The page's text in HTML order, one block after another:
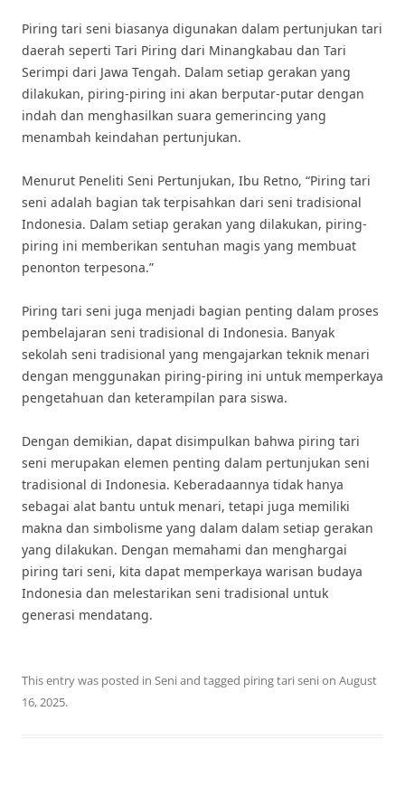
Piring tari seni biasanya digunakan dalam pertunjukan tari
daerah seperti Tari Piring dari Minangkabau dan Tari
Serimpi dari Jawa Tengah. Dalam setiap gerakan yang
dilakukan, piring-piring ini akan berputar-putar dengan
indah dan menghasilkan suara gemerincing yang
menambah keindahan pertunjukan.
Menurut Peneliti Seni Pertunjukan, Ibu Retno, “Piring tari
seni adalah bagian tak terpisahkan dari seni tradisional
Indonesia. Dalam setiap gerakan yang dilakukan, piring-
piring ini memberikan sentuhan magis yang membuat
penonton terpesona.”
Piring tari seni juga menjadi bagian penting dalam proses
pembelajaran seni tradisional di Indonesia. Banyak
sekolah seni tradisional yang mengajarkan teknik menari
dengan menggunakan piring-piring ini untuk memperkaya
pengetahuan dan keterampilan para siswa.
Dengan demikian, dapat disimpulkan bahwa piring tari
seni merupakan elemen penting dalam pertunjukan seni
tradisional di Indonesia. Keberadaannya tidak hanya
sebagai alat bantu untuk menari, tetapi juga memiliki
makna dan simbolisme yang dalam dalam setiap gerakan
yang dilakukan. Dengan memahami dan menghargai
piring tari seni, kita dapat memperkaya warisan budaya
Indonesia dan melestarikan seni tradisional untuk
generasi mendatang.
This entry was posted in Seniand tagged piring tari senion August
16, 2025.